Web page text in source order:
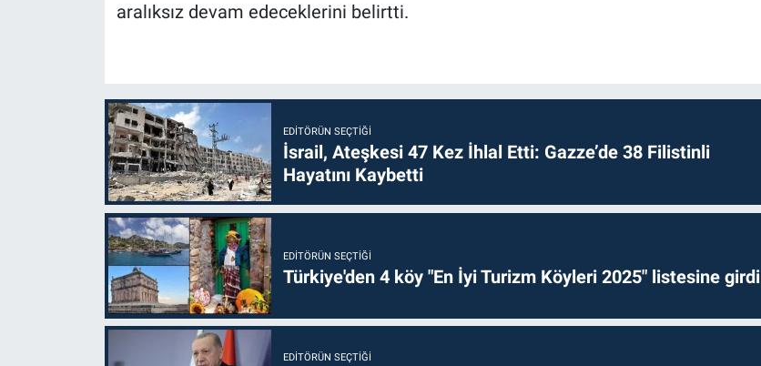
aralıksız devam edeceklerini belirtti.
EDITÖRÜN SEÇTIĞI
İsrail, Ateşkesi 47 Kez İhlal Etti: Gazze’de 38 Filistinli
Hayatını Kaybetti
EDITÖRÜN SEÇTIĞI
Türkiye'den 4 köy "En İyi Turizm Köyleri 2025" listesine girdi
EDITÖRÜN SEÇTIĞI